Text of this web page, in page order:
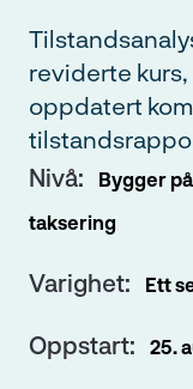
reviderte
oppdatert
Nivå:
Bygger
taksering
Varighet: Ett
Oppstart: 25.